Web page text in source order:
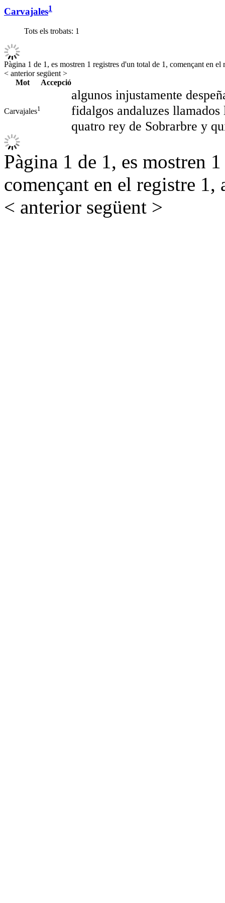
Carvajales1
Tots els trobats: 1
Pàgina 1 de 1, es mostren 1 registres d'un total de 1, començant en el
< anteriorsegüent >
Mot
Accepció
Carvajales1
algunos injustamente
fidalgos andaluzes
quatro rey de Sobrarbre y
Pàgina 1 de 1, es mostren
començant en el registre 1,
< anterior següent >